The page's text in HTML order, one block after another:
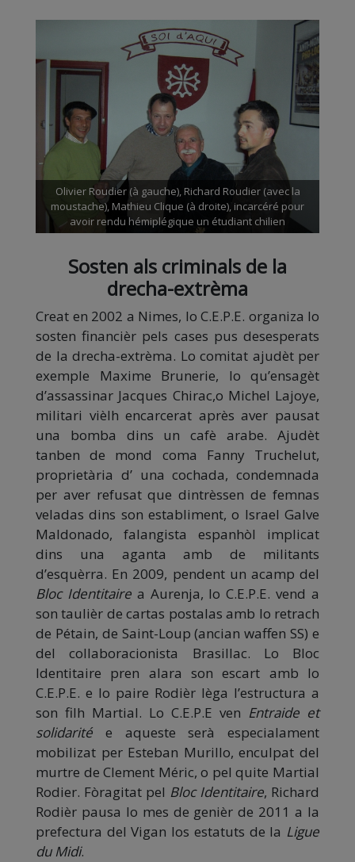
Olivier Roudier (à gauche), Richard Roudier (avec la
moustache), Mathieu Clique (à droite), incarcéré pour
avoir rendu hémiplégique un étudiant chilien
Sosten als criminals de la
drecha-extrèma
Creat en 2002 a Nimes, lo C.E.P.E. organiza lo
sosten financièr pels cases pus desesperats
de la drecha-extrèma. Lo comitat ajudèt per
exemple Maxime Brunerie, lo qu’ensagèt
d’assassinar Jacques Chirac,o Michel Lajoye,
militari vièlh encarcerat après aver pausat
una bomba dins un cafè arabe. Ajudèt
tanben de mond coma Fanny Truchelut,
proprietària d’ una cochada, condemnada
per aver refusat que dintrèssen de femnas
veladas dins son establiment, o Israel Galve
Maldonado, falangista espanhòl implicat
dins una aganta amb de militants
d’esquèrra. En 2009, pendent un acamp del
Bloc Identitairea Aurenja, lo C.E.P.E. vend a
son taulièr de cartas postalas amb lo retrach
de Pétain, de Saint-Loup (ancian waffen SS) e
del collaboracionista Brasillac. Lo Bloc
Identitaire pren alara son escart amb lo
C.E.P.E. e lo paire Rodièr lèga l’estructura a
son filh Martial. Lo C.E.P.E ven Entraide et
solidarité e aqueste serà especialament
mobilizat per Esteban Murillo, enculpat del
murtre de Clement Méric, o pel quite Martial
Rodier. Fòragitat pel Bloc Identitaire, Richard
Rodièr pausa lo mes de genièr de 2011 a la
prefectura del Vigan los estatuts de la Ligue
du Midi.